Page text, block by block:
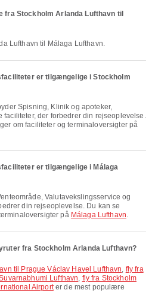
fra Stockholm Arlanda Lufthavn til
Lufthavn til Málaga Lufthavn.
er tilgængelige i Stockholm
faciliteter, der forbedrer din rejseoplevelse.
om faciliteter og terminaloversigter på
er tilgængelige i Málaga
din rejseoplevelse. Du kan se
på Málaga Lufthavn.
fra Stockholm Arlanda Lufthavn?
til Prague Václav Havel Lufthavn, fly fra
Lufthavn, fly fra Stockholm
Airporter de mest populære